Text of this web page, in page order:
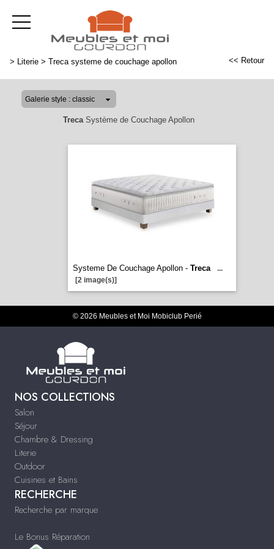
> Literie > Treca systeme de couchage apollon << Retour
TrecaSystème de Couchage Apollon
Systeme De Couchage Apollon - Treca
...
[2 image(s)]
© 2026 Meubles et Moi Mobiclub Perié
NOS COLLECTIONS
Salon
Séjour
Chambre & Dressing
Literie
Outdoor
Cuisines et Bains
RECHERCHE
Recherche par marque
Le Bonus Réparation